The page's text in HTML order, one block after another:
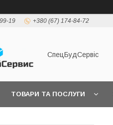
19 +380 (67) 174-84-72
СпецБудСервіс
ТОВАРИ ТА ПОСЛУГИ